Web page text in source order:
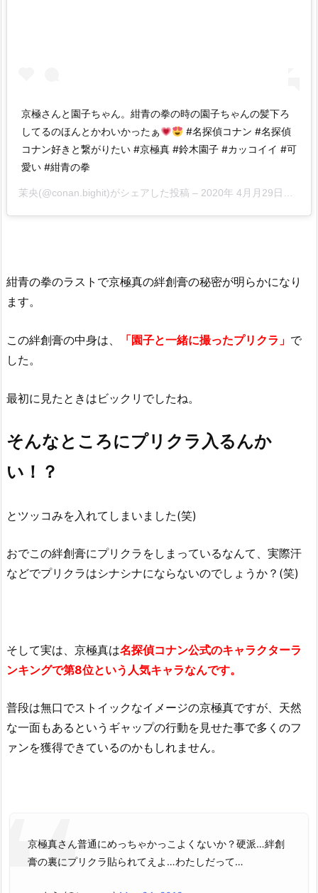
京極さんと園子ちゃん。紺青の拳の時の園子ちゃんの髪下ろ
してるのほんとかわいかったぁ
#名探偵コナン #名探偵
コナン好きと繋がりたい #京極真 #鈴木園子 #カッコイイ #可
愛い #紺青の拳
茉央(@conan.bighit)がシェアした投稿 – 2020年 4月月29日午後6時43分PDT
紺青の拳のラストで京極真の絆創膏の秘密が明らかになり
ます。
この絆創膏の中身は、 「園子と一緒に撮ったプリクラ」 で
した。
最初に見たときはビックリでしたね。
そんなところにプリクラ入るんか
い！？
とツッコみを入れてしまいました(笑)
おでこの絆創膏にプリクラをしまっているなんて、実際汗
などでプリクラはシナシナにならないのでしょうか？(笑)
そして実は、京極真は名探偵コナン公式のキャラクターラ
ンキングで第8位という人気キャラなんです。
普段は無口でストイックなイメージの京極真ですが、天然
な一面もあるというギャップの行動を見せた事で多くのフ
ァンを獲得できているのかもしれません。
京極真さん普通にめっちゃかっこよくないか？硬派…絆創
膏の裏にプリクラ貼られてえよ…わたしだって…